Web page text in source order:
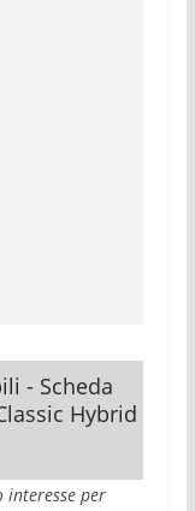
- Scheda
Hybrid
interesse per